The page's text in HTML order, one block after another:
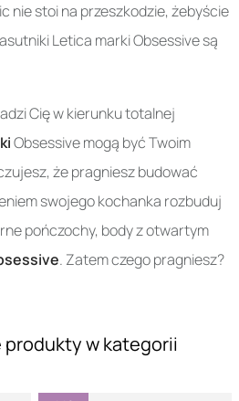
nie stoi na przeszkodzie, żebyście
Letica marki Obsessive są
Cię w kierunku totalnej
Obsessive mogą być Twoim
że pragniesz budować
swojego kochanka rozbuduj
pończochy, body z otwartym
. Zatem czego pragniesz?
produkty w kategorii